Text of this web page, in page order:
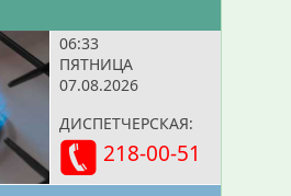
06:33
ПЯТНИЦА
07.08.2026
ДИСПЕТЧЕРСКАЯ:
218-00-51